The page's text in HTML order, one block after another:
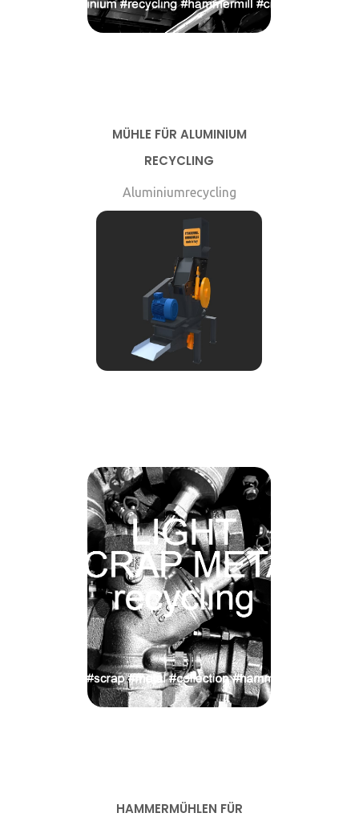
MÜHLE FÜR ALUMINIUM
RECYCLING
Aluminiumrecycling
HAMMERMÜHLEN FÜR